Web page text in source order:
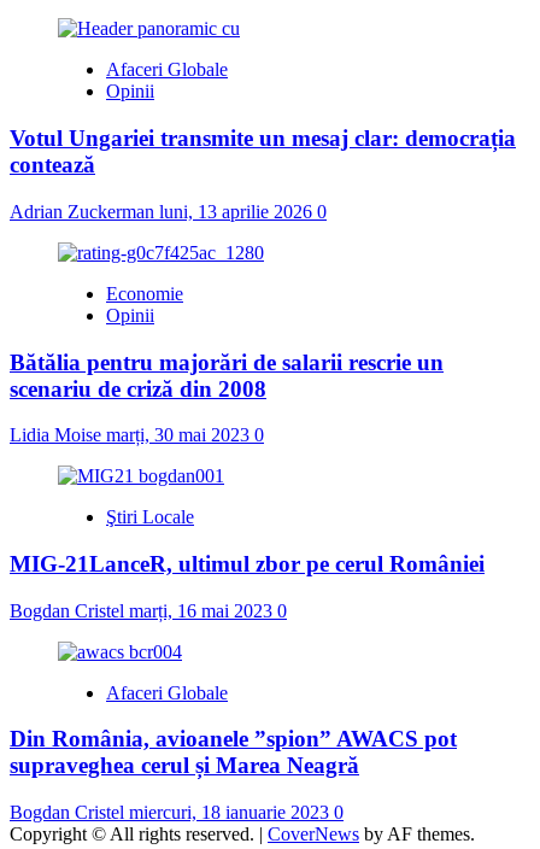
Afaceri Globale
Opinii
Votul Ungariei transmite un mesaj clar: democrația
contează
Adrian Zuckerman luni, 13 aprilie 2026 0
Economie
Opinii
Bătălia pentru majorări de salarii rescrie un
scenariu de criză din 2008
Lidia Moise marți, 30 mai 2023 0
Ştiri Locale
MIG-21LanceR, ultimul zbor pe cerul României
Bogdan Cristel marți, 16 mai 2023 0
Afaceri Globale
Din România, avioanele ”spion” AWACS pot
supraveghea cerul și Marea Neagră
Bogdan Cristel miercuri, 18 ianuarie 2023 0
Copyright © All rights reserved. | CoverNews by AF themes.